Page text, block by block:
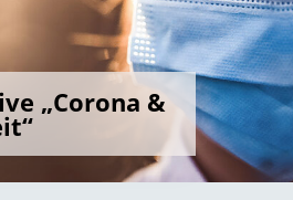
„Corona &